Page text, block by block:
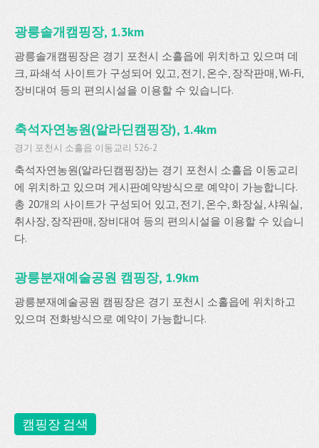
광릉솔개캠핑장, 1.3km
광릉솔개캠핑장은 경기 포천시 소흘읍에 위치하고 있으며 데
크, 파쇄석 사이트가 구성되어 있고, 전기, 온수, 장작판매, Wi-Fi,
장비대여 등의 편의시설을 이용할 수 있습니다.
축석자연농원(알라딘캠핑장), 1.4km
경기 포천시 소흘읍 이동교리 526-2
축석자연농원(알라딘캠핑장)는 경기 포천시 소흘읍 이동교리
에 위치하고 있으며 게시판예약방식으로 예약이 가능합니다.
총 20개의 사이트가 구성되어 있고, 전기, 온수, 화장실, 샤워실,
취사장, 장작판매, 장비대여 등의 편의시설을 이용할 수 있습니
다.
광릉분재예술공원 캠핑장, 1.9km
광릉분재예술공원 캠핑장은 경기 포천시 소홀읍에 위치하고
있으며 전화방식으로 예약이 가능합니다.
캠핑장 검색